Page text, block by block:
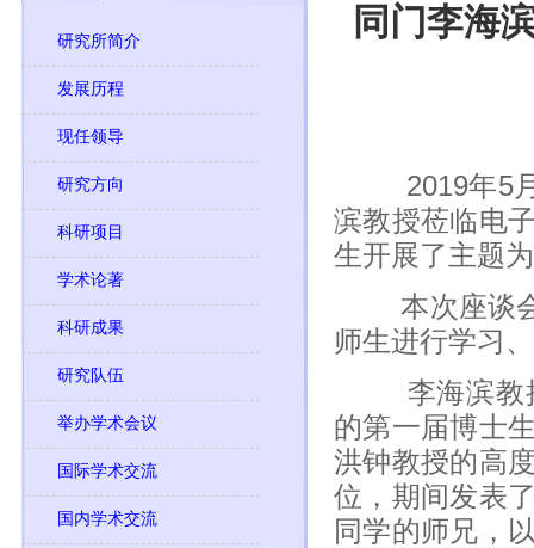
研究所简介
发展历程
现任领导
研究方向
科研项目
学术论著
科研成果
研究队伍
举办学术会议
国际学术交流
国内学术交流
同门李海
2019年5月
滨教授莅临电
生开展了主题
本次座谈会
师生进行学习
李海滨教授
的第一届博士
洪钟教授的高
位，期间发表
同学的师兄，